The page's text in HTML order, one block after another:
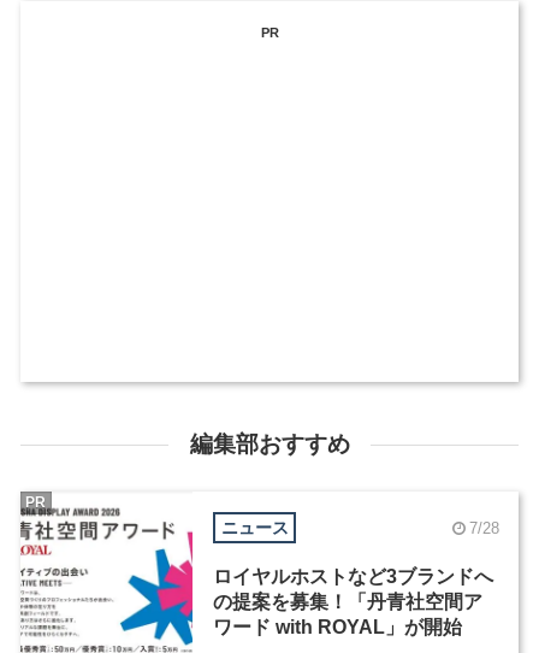
PR
編集部おすすめ
ニュース 7/28
ロイヤルホストなど3ブランドへ
の提案を募集！「丹青社空間ア
ワード with ROYAL」が開始
PR